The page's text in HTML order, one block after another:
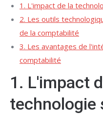
1. L'impact de la
2. Les outils
de la comptabilité
3. Les avantages de
comptabilité
1. L'impact
technologie